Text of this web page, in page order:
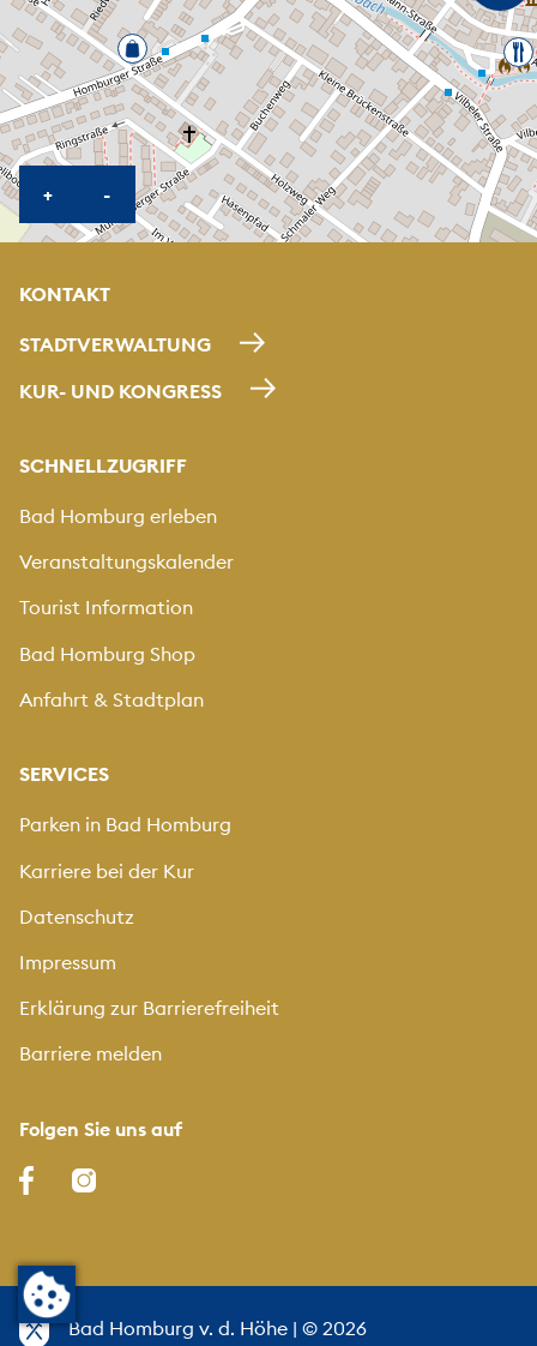
+KARTE HEREINZOOMEN
-KARTE HERAUSZOOMEN
KONTAKT
STADTVERWALTUNG
KUR- UND KONGRESS
SCHNELLZUGRIFF
Bad Homburg erleben
Veranstaltungskalender
Tourist Information
Bad Homburg Shop
Anfahrt & Stadtplan
SERVICES
Parken in Bad Homburg
Karriere bei der Kur
Datenschutz
Impressum
Erklärung zur Barrierefreiheit
Barriere melden
Folgen Sie uns auf
Bad Homburg v. d. Höhe | © 2026